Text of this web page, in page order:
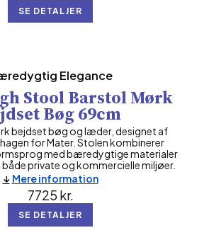
SE DETALJER
Elegance
Stool Barstol Mørk
Bøg 69cm
bejdset bøg og læder, designet af
for Mater. Stolen kombinerer
med bæredygtige materialer
private og kommercielle miljøer.
7725 kr.
SE DETALJER
Mere information